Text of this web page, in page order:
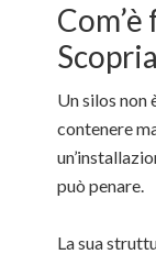
Un silos non
contenere
può penare.
La sua